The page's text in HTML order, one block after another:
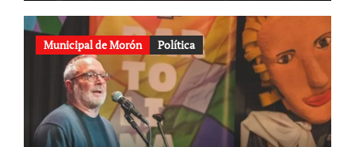
Municipal de Morón Política